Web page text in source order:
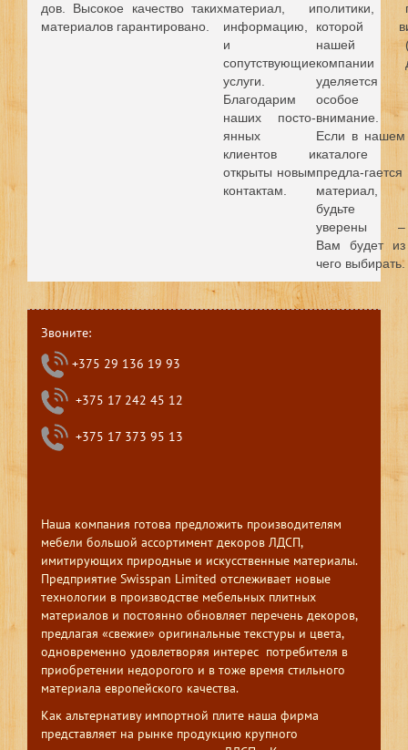
дов. Высокое качество таких
материалов гарантировано.
материал, и
информацию,
и
сопутствующие
услуги.
Благодарим
наших посто-
янных
клиентов и
открыты новым
контактам.
политики,
которой в
нашей
компании
уделяется
особое
внимание.
Если в нашем
каталоге
предла-гается
материал,
будьте
уверены –
Вам будет из
чего выбирать.
Звоните:
+375 29 136 19 93
+375 17 242 45 12
+375 17 373 95 13
Наша компания готова предложить производителям
мебели большой ассортимент декоров ЛДСП,
имитирующих природные и искусственные материалы.
Предприятие Swisspan Limited отслеживает новые
технологии в производстве мебельных плитных
материалов и постоянно обновляет перечень декоров,
предлагая «свежие» оригинальные текстуры и цвета,
одновременно удовлетворяя интерес потребителя в
приобретении недорогого и в тоже время стильного
материала европейского качества.
Как альтернативу импортной плите наша фирма
представляет на рынке продукцию крупного